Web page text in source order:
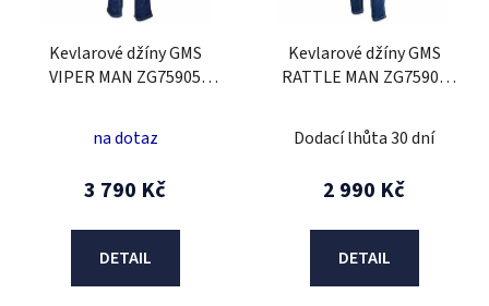
Kevlarové džíny GMS
VIPER MAN ZG75905
na dotaz
3 790 Kč
DETAIL
Kevlarové džíny GMS
RATTLE MAN ZG75907
Dodací lhůta 30 dní
2 990 Kč
DETAIL